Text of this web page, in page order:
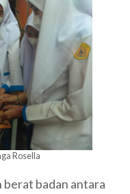
Rosella
berat badan antara